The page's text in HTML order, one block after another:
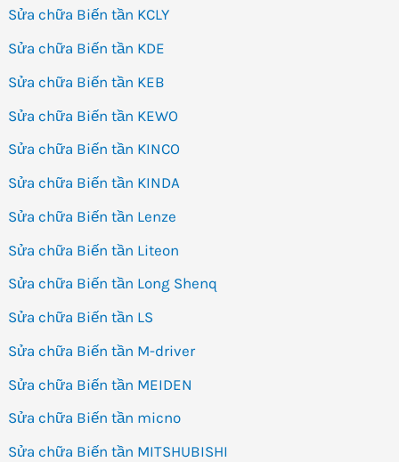
Sửa chữa Biến tần KCLY
Sửa chữa Biến tần KDE
Sửa chữa Biến tần KEB
Sửa chữa Biến tần KEWO
Sửa chữa Biến tần KINCO
Sửa chữa Biến tần KINDA
Sửa chữa Biến tần Lenze
Sửa chữa Biến tần Liteon
Sửa chữa Biến tần Long Shenq
Sửa chữa Biến tần LS
Sửa chữa Biến tần M-driver
Sửa chữa Biến tần MEIDEN
Sửa chữa Biến tần micno
Sửa chữa Biến tần MITSHUBISHI